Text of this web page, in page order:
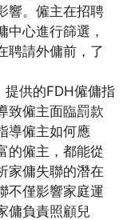
響。僱主在招聘
中心進行篩選，
聘請外傭前，了
供的FDH僱傭指
致僱主面臨罰款
導僱主如何應
的僱主，都能從
家傭失聯的潛在
不僅影響家庭運
傭負責照顧兒